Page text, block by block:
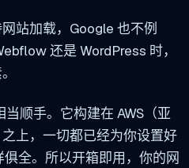
站加载，Google 也不例
还是 WordPress 时，
顺手。它构建在 AWS（亚
上，一切都已经为你设置好
全。所以开箱即用，你的网